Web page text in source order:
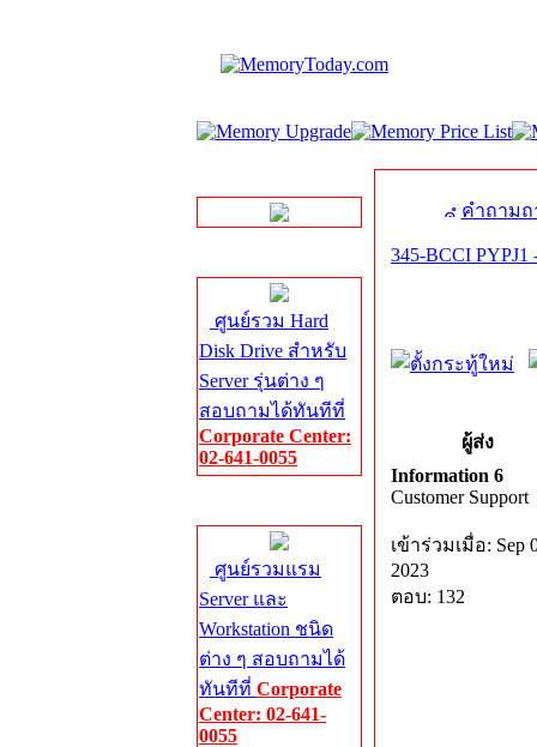
ศูนย์รวม Hard
Disk Drive สำหรับ
Server รุ่นต่าง ๆ
สอบถามได้ทันทีที่
Corporate Center:
02-641-0055
ศูนย์รวมแรม
Server และ
Workstation ชนิด
ต่าง ๆ สอบถามได้
ทันทีที่ Corporate
Center: 02-641-
0055
คำถาม
345-BCCI PYPJ1
ผู้ส่ง
Information 6
Customer Support
เข้าร่วมเมื่อ: Sep
2023
ตอบ: 132